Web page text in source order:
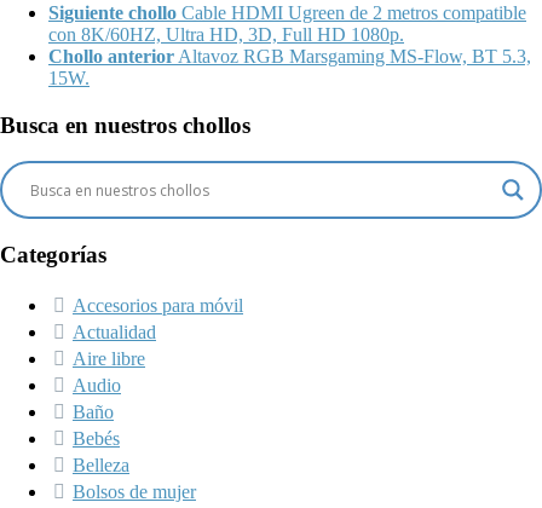
Siguiente chollo Cable HDMI Ugreen de 2 metros compatible
con 8K/60HZ, Ultra HD, 3D, Full HD 1080p.
Chollo anterior Altavoz RGB Marsgaming MS-Flow, BT 5.3,
15W.
Busca en nuestros chollos
Categorías
Accesorios para móvil
Actualidad
Aire libre
Audio
Baño
Bebés
Belleza
Bolsos de mujer